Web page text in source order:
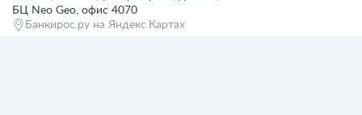
БЦ Neo Geo, офис 4070
Банкирос.ру на Яндекс.Картах